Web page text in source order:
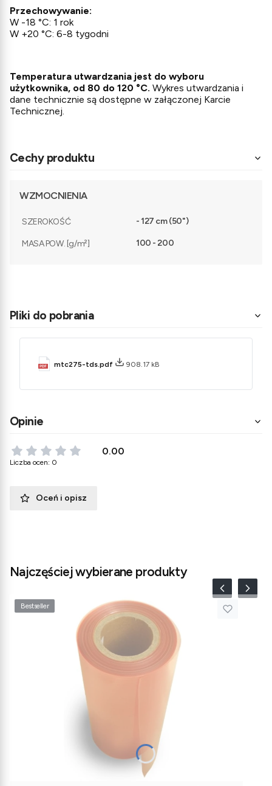
Przechowywanie:
W -18 °C: 1 rok
W +20 °C: 6-8 tygodni
Temperatura utwardzania jest do wyboru
użytkownika, od 80 do 120 °C. Wykres utwardzania i
dane technicznie są dostępne w załączonej Karcie
Technicznej.
Cechy produktu
WZMOCNIENIA
SZEROKOŚĆ - 127 cm (50")
MASA POW. [g/m²] 100 - 200
Pliki do pobrania
mtc275-tds.pdf 908.17 kB
Opinie
0.00
Liczba ocen: 0
Oceń i opisz
Najczęściej wybierane produkty
Bestseller